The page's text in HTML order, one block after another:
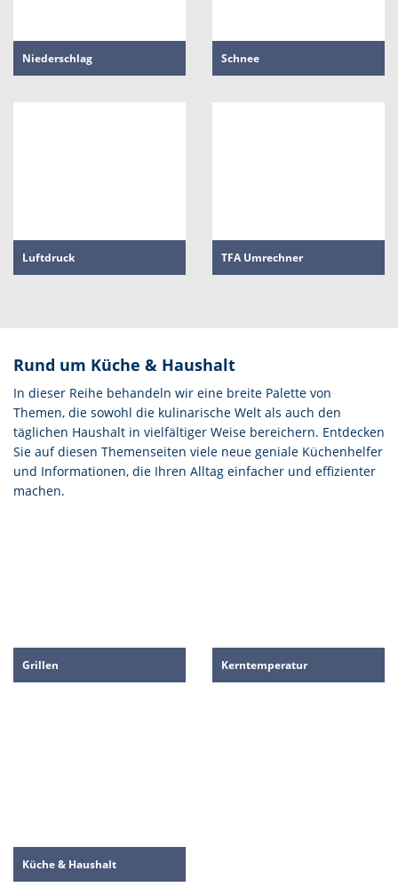
Niederschlag Schnee
Luftdruck TFA Umrechner
Rund um Küche & Haushalt
In dieser Reihe behandeln wir eine breite Palette von
Themen, die sowohl die kulinarische Welt als auch den
täglichen Haushalt in vielfältiger Weise bereichern. Entdecken
Sie auf diesen Themenseiten viele neue geniale Küchenhelfer
und Informationen, die Ihren Alltag einfacher und effizienter
machen.
Grillen Kerntemperatur
Küche & Haushalt